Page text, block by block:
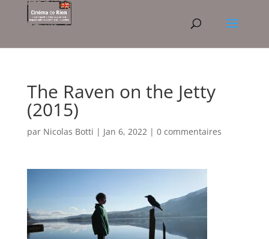
The Raven on the Jetty
(2015)
par Nicolas Botti | Jan 6, 2022| 0 commentaires